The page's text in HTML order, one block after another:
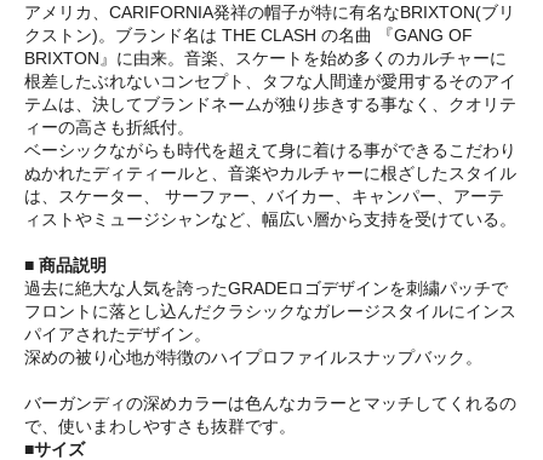
アメリカ、CARIFORNIA発祥の帽子が特に有名なBRIXTON(ブリ
クストン)。ブランド名は THE CLASH の名曲 『GANG OF
BRIXTON』に由来。音楽、スケートを始め多くのカルチャーに
根差したぶれないコンセプト、タフな人間達が愛用するそのアイ
テムは、決してブランドネームが独り歩きする事なく、クオリテ
ィーの高さも折紙付。
ベーシックながらも時代を超えて身に着ける事ができるこだわり
ぬかれたディティールと、音楽やカルチャーに根ざしたスタイル
は、スケーター、 サーファー、バイカー、キャンパー、アーテ
ィストやミュージシャンなど、幅広い層から支持を受けている。
■ 商品説明
過去に絶大な人気を誇ったGRADEロゴデザインを刺繍パッチで
フロントに落とし込んだクラシックなガレージスタイルにインス
パイアされたデザイン。
深めの被り心地が特徴のハイプロファイルスナップバック。
バーガンディの深めカラーは色んなカラーとマッチしてくれるの
で、使いまわしやすさも抜群です。
■サイズ